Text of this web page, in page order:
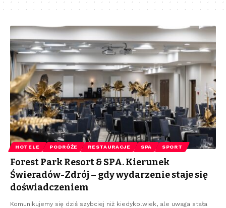
HOTELE PODRÓŻE RESTAURACJE SPA SPORT
Forest Park Resort & SPA. Kierunek
Świeradów-Zdrój – gdy wydarzenie staje się
doświadczeniem
Komunikujemy się dziś szybciej niż kiedykolwiek, ale uwaga stała